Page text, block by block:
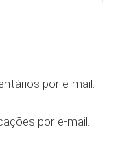
por e-mail.
por e-mail.